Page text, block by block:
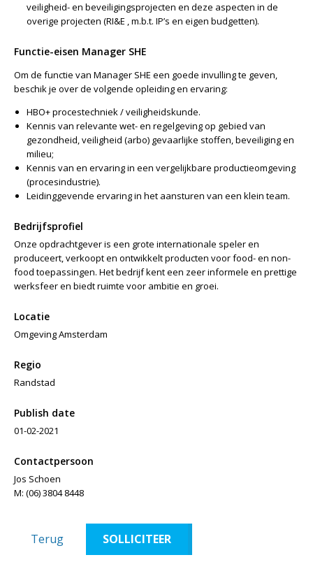
veiligheid- en beveiligingsprojecten en deze aspecten in de
overige projecten (RI&E , m.b.t. IP’s en eigen budgetten).
Functie-eisen Manager SHE
Om de functie van Manager SHE een goede invulling te geven,
beschik je over de volgende opleiding en ervaring:
HBO+ procestechniek / veiligheidskunde.
Kennis van relevante wet- en regelgeving op gebied van
gezondheid, veiligheid (arbo) gevaarlijke stoffen, beveiliging en
milieu;
Kennis van en ervaring in een vergelijkbare productieomgeving
(procesindustrie).
Leidinggevende ervaring in het aansturen van een klein team.
Bedrijfsprofiel
Onze opdrachtgever is een grote internationale speler en
produceert, verkoopt en ontwikkelt producten voor food- en non-
food toepassingen. Het bedrijf kent een zeer informele en prettige
werksfeer en biedt ruimte voor ambitie en groei.
Locatie
Omgeving Amsterdam
Regio
Randstad
Publish date
01-02-2021
Contactpersoon
Jos Schoen
M: (06) 3804 8448